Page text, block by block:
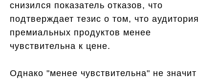
снизился показатель отказов, что
подтверждает тезис о том, что аудитория
премиальных продуктов менее
чувствительна к цене.
Однако "менее чувствительна" не значит